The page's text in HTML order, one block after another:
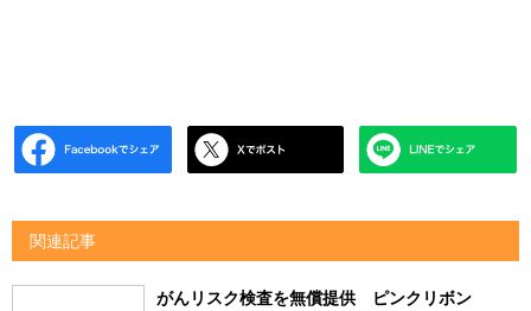
関連記事
がんリスク検査を無償提供 ピンクリボン